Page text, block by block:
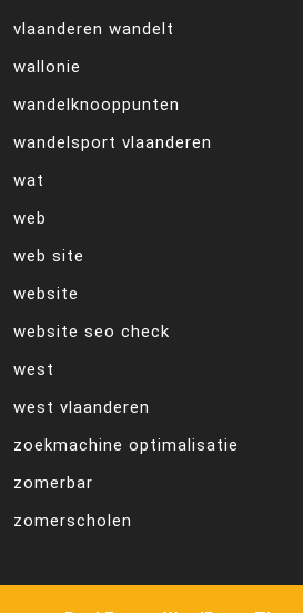
vlaanderen wandelt
wallonie
wandelknooppunten
wandelsport vlaanderen
wat
web
web site
website
website seo check
west
west vlaanderen
zoekmachine optimalisatie
zomerbar
zomerscholen